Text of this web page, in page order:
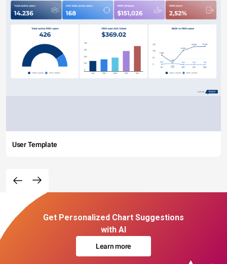
User Template
Get Personalized Chart Suggestions
with AI
Learn more